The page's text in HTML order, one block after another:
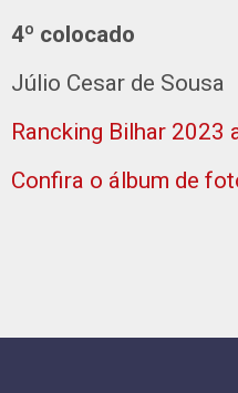
4º colocado
Júlio Cesar de Sousa
Rancking Bilhar 2023
Confira o álbum de